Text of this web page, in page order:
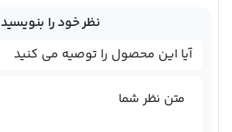
نظر خود را بنویسید
متن نظر شما